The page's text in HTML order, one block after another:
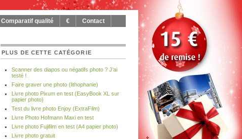
Comparatif qualité € Contact
PLUS DE CETTE CATÉGORIE
Scanner des diapos ou négatifs photo ? J’ai
testé !
Faire graver une photo (lithophanie)
Livre photo Pixum en test (EasyBook XL sur
papier photo)
Test du livre photo Enjoy (ExtraFilm)
Livre Photo Hofmann Maxi en test
Livre photo Fujifilm en test (A4 papier photo)
Livre photo gratuit